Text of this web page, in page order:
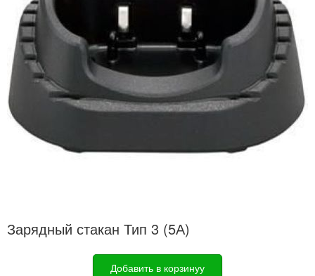
Зарядный стакан Тип 3 (5А)
Добавить в корзинуу